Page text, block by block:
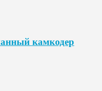
камкодер